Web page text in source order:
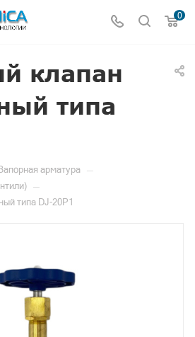
0
клапан
типа
арматура —
—
типа DJ-20P1